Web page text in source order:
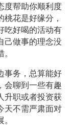
度帮助你顺利度
花是好缘分，
吃好喝的活动有
己做事的理念没
事务，总算能好
会聊到一些有趣
升职或者投资获
天不需严肃面对